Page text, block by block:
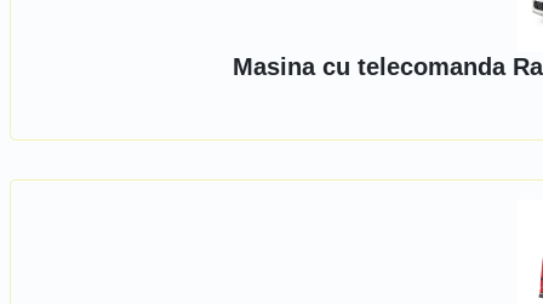
Masina cu telecomanda